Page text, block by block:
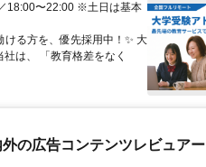
18:00〜22:00 ※土日は基本
る方を、優先採用中！✨️ 大
は、 「教育格差をなく
の広告コンテンツレビュアー